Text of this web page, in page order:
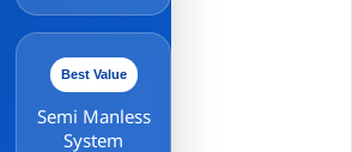
Best Value
Semi Manless
System